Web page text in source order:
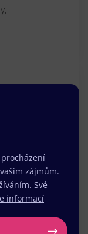
zájmům.
Své
informací